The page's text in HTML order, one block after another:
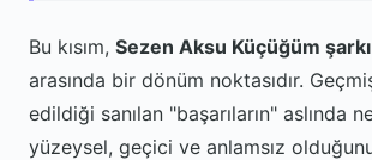
Bu kısım, Sezen Aksu Küçüğüm
arasında bir dönüm noktasıdır.
edildiği sanılan "başarıların" aslında
yüzeysel, geçici ve anlamsız